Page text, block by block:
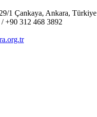
1 Çankaya, Ankara, Türkiye
+90 312 468 3892